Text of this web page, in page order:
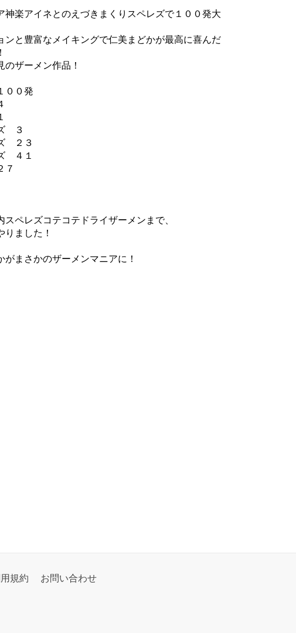
神楽アイネとのえづきまくりスペレズで１００発大
ンと豊富なメイキングで仁美まどかが最高に喜んだ
ザーメン作品！
００発
３
２３
４１
７
ペレズコテコテドライザーメンまで、
ました！
がまさかのザーメンマニアに！
規約 お問い合わせ